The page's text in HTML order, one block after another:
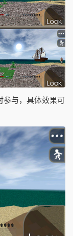
参与，具体效果可